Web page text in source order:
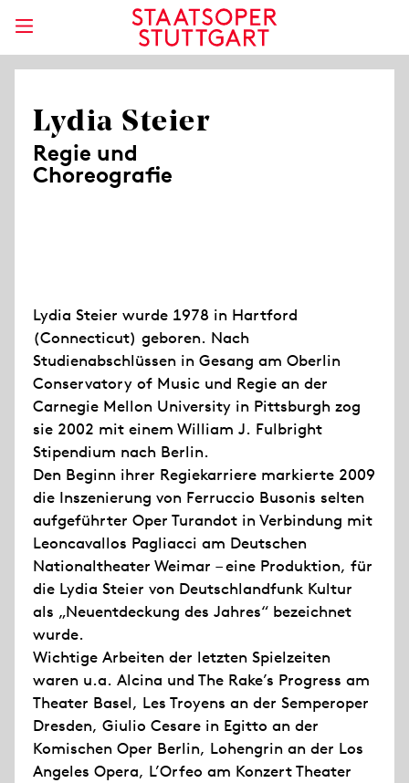
Lydia Steier
Regie und
Choreografie
Lydia Steier wurde 1978 in Hartford
(Connecticut) geboren. Nach
Studienabschlüssen in Gesang am Oberlin
Conservatory of Music und Regie an der
Carnegie Mellon University in Pittsburgh zog
sie 2002 mit einem William J. Fulbright
Stipendium nach Berlin.
Den Beginn ihrer Regiekarriere markierte 2009
die Inszenierung von Ferruccio Busonis selten
aufgeführter Oper Turandot in Verbindung mit
Leoncavallos Pagliacci am Deutschen
Nationaltheater Weimar – eine Produktion, für
die Lydia Steier von Deutschlandfunk Kultur
als „Neuentdeckung des Jahres“ bezeichnet
wurde.
Wichtige Arbeiten der letzten Spielzeiten
waren u.a. Alcina und The Rake’s Progress am
Theater Basel, Les Troyens an der Semperoper
Dresden, Giulio Cesare in Egitto an der
Komischen Oper Berlin, Lohengrin an der Los
Angeles Opera, L’Orfeo am Konzert Theater